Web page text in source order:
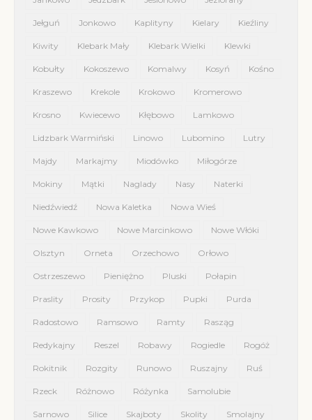
Jełguń Jonkowo Kaplityny Kielary Kieźliny
Kiwity Klebark Mały Klebark Wielki Klewki
Kobułty Kokoszewo Komalwy Kosyń Kośno
Kraszewo Krekole Krokowo Kromerowo
Krosno Kwiecewo Kłębowo Lamkowo
Lidzbark Warmiński Linowo Lubomino Lutry
Majdy Markajmy Miodówko Miłogórze
Mokiny Mątki Naglady Nasy Naterki
Niedźwiedź Nowa Kaletka Nowa Wieś
Nowe Kawkowo Nowe Marcinkowo Nowe Włóki
Olsztyn Orneta Orzechowo Orłowo
Ostrzeszewo Pieniężno Pluski Połapin
Praslity Prosity Przykop Pupki Purda
Radostowo Ramsowo Ramty Rasząg
Redykajny Reszel Robawy Rogiedle Rogóż
Rokitnik Rozgity Runowo Ruszajny Ruś
Rzeck Różnowo Różynka Samolubie
Sarnowo Silice Skajboty Skolity Smolajny